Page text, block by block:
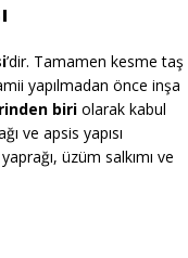
’dir. Tamamen kesme taş
yapılmadan önce inşa
biri olarak kabul
ve apsis yapısı
üzüm salkımı ve